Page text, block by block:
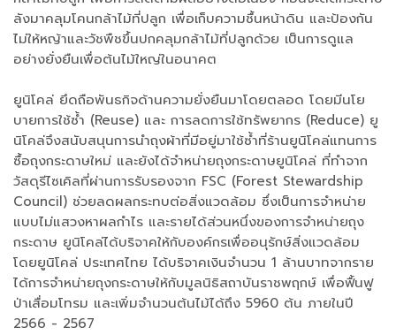
ลังมาคลุมโคนกล้าไม้ที่ปลูก เพื่อเก็บความชื้นหน้าดิน และป้องกัน
ไม่ให้หญ้าและวัชพืชขึ้นปกคลุมกล้าไม้ที่ปลูกด้วย เป็นการดูแล
อย่างยั่งยืนเพื่อต้นไม้ใหญ่ในอนาคต
ยูนิโคล่ ยึดถือพันธกิจด้านความยั่งยืนมาโดยตลอด โดยมีนโย
บายการใช้ซ้ำ (Reuse) และ การลดการใช้ทรัพยากร (Reduce) ยู
นิโคล่จึงสนับสนุนการนำถุงผ้าที่มีอยู่มาใช้ซ้ำที่ร้านยูนิโคล่แทนการ
ซื้อถุงกระดาษใหม่ และยังได้จำหน่ายถุงกระดาษยูนิโคล่ ที่ทำจาก
วัสดุรีไซเคิลที่ผ่านการรับรองจาก FSC (Forest Stewardship
Council) ช่วยลดผลกระทบต่อสิ่งแวดล้อม ซึ่งเป็นการจำหน่าย
แบบไม่แสวงหาผลกำไร และรายได้ส่วนหนึ่งของการจำหน่ายถุง
กระดาษ ยูนิโคล่ได้บริจาคให้กับองค์กรเพื่ออนุรักษ์สิ่งแวดล้อม
โดยยูนิโคล่ ประเทศไทย ได้บริจาคเงินจำนวน 1 ล้านบาทจากราย
ได้การจำหน่ายถุงกระดาษให้กับมูลนิธิสถาบันราชพฤกษ์ เพื่อฟื้นฟู
ป่าเสื่อมโทรม และเพิ่มจำนวนต้นไม้ได้ถึง 5960 ต้น ภายในปี
2566 - 2567